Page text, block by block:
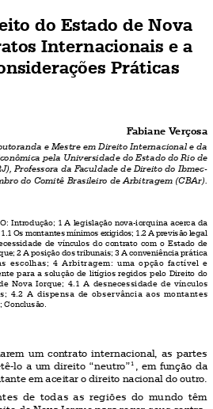






















Fabiane Verçosa
Doutoranda e Mestre em Direito Internacional e da
Econômica pela Universidade do Estado do Rio de
Introdução; 1 A legislação nova-iorquina acerca da
1.1 Os montantes mínimos exigidos; 1.2 A previsão legal
de  vínculos  do  contrato  com  o  Estado  de
Iorque; 2 A posição dos tribunais; 3 A conveniência prática
escolhas;  4  Arbitragem:  uma  opção  factível  e
para a solução de litígios regidos pelo Direito do
de  Nova  Iorque;  4.1  A  desnecessidade  de  vínculos
4.2  A  dispensa  de  observância  aos  montantes
Conclusão.
um  contrato  internacional,  as  partes
em aceitar o direito nacional do outro.
de  todas  as  regiões  do  mundo  têm
de Nova Iorque para reger seus contra-
norte-americano vêm sendo repetida-
conflitos advindos de tais pactos.